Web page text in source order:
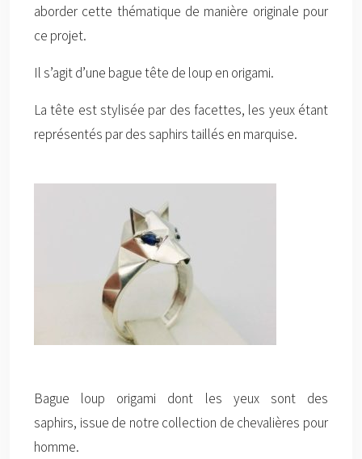
aborder cette thématique de manière originale pour
ce projet.
Il s’agit d’une bague tête de loup en origami.
La tête est stylisée par des facettes, les yeux étant
représentés par des saphirs taillés en marquise.
Bague loup origami dont les yeux sont des
saphirs, issue de notre collection de chevalières pour
homme.